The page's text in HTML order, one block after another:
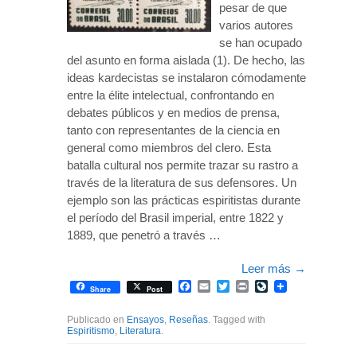
pesar de que
varios autores
se han ocupado
del asunto en forma aislada (1). De hecho, las
ideas kardecistas se instalaron cómodamente
entre la élite intelectual, confrontando en
debates públicos y en medios de prensa,
tanto con representantes de la ciencia en
general como miembros del clero. Esta
batalla cultural nos permite trazar su rastro a
través de la literatura de sus defensores. Un
ejemplo son las prácticas espiritistas durante
el período del Brasil imperial, entre 1822 y
1889, que penetró a través …
Leer más →
Share Post Facebook
EmailTwitterPrintLiveJournal
Publicado en Ensayos, Reseñas. Tagged with
Espiritismo, Literatura.